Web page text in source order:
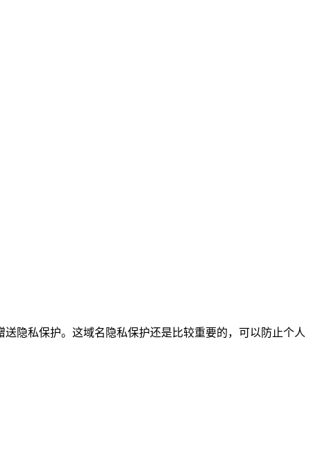
隐私保护。这域名隐私保护还是比较重要的，可以防止个人